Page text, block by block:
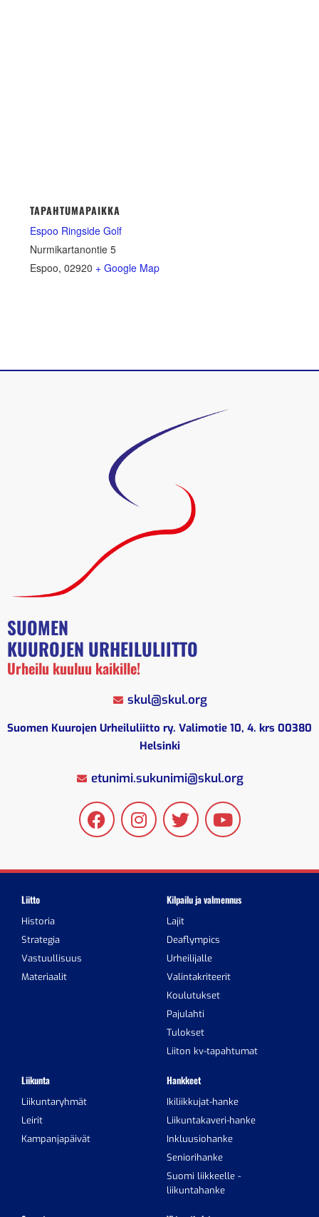
TAPAHTUMAPAIKKA
Espoo Ringside Golf
Nurmikartanontie 5
Espoo, 02920 + Google Map
SUOMEN
KUUROJEN URHEILULIITTO
Urheilu kuuluu kaikille!
skul@skul.org
Suomen Kuurojen Urheiluliitto ry. Valimotie 10, 4. krs 00380
Helsinki
etunimi.sukunimi@skul.org
Liitto
Historia
Strategia
Vastuullisuus
Materiaalit
Kilpailu ja valmennus
Lajit
Deaflympics
Urheilijalle
Valintakriteerit
Koulutukset
Pajulahti
Tulokset
Liiton kv-tapahtumat
Liikunta
Liikuntaryhmät
Leirit
Kampanjapäivät
Hankkeet
Ikiliikkujat-hanke
Liikuntakaveri-hanke
Inkluusiohanke
Seniorihanke
Suomi liikkeelle -
liikuntahanke